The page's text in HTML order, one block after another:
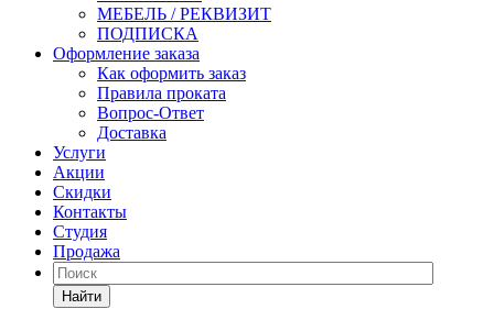
МЕБЕЛЬ / РЕКВИЗИТ
ПОДПИСКА
Оформление заказа
Как оформить заказ
Правила проката
Вопрос-Ответ
Доставка
Услуги
Акции
Скидки
Контакты
Студия
Продажа
Найти